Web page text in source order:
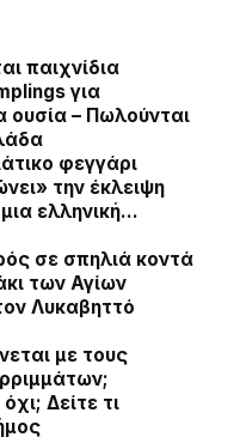
παιχνίδια
για
ουσία – Πωλούνται
φεγγάρι
την έκλειψη
ελληνική…
σε σπηλιά κοντά
των Αγίων
Λυκαβηττό
με τους
Δείτε τι